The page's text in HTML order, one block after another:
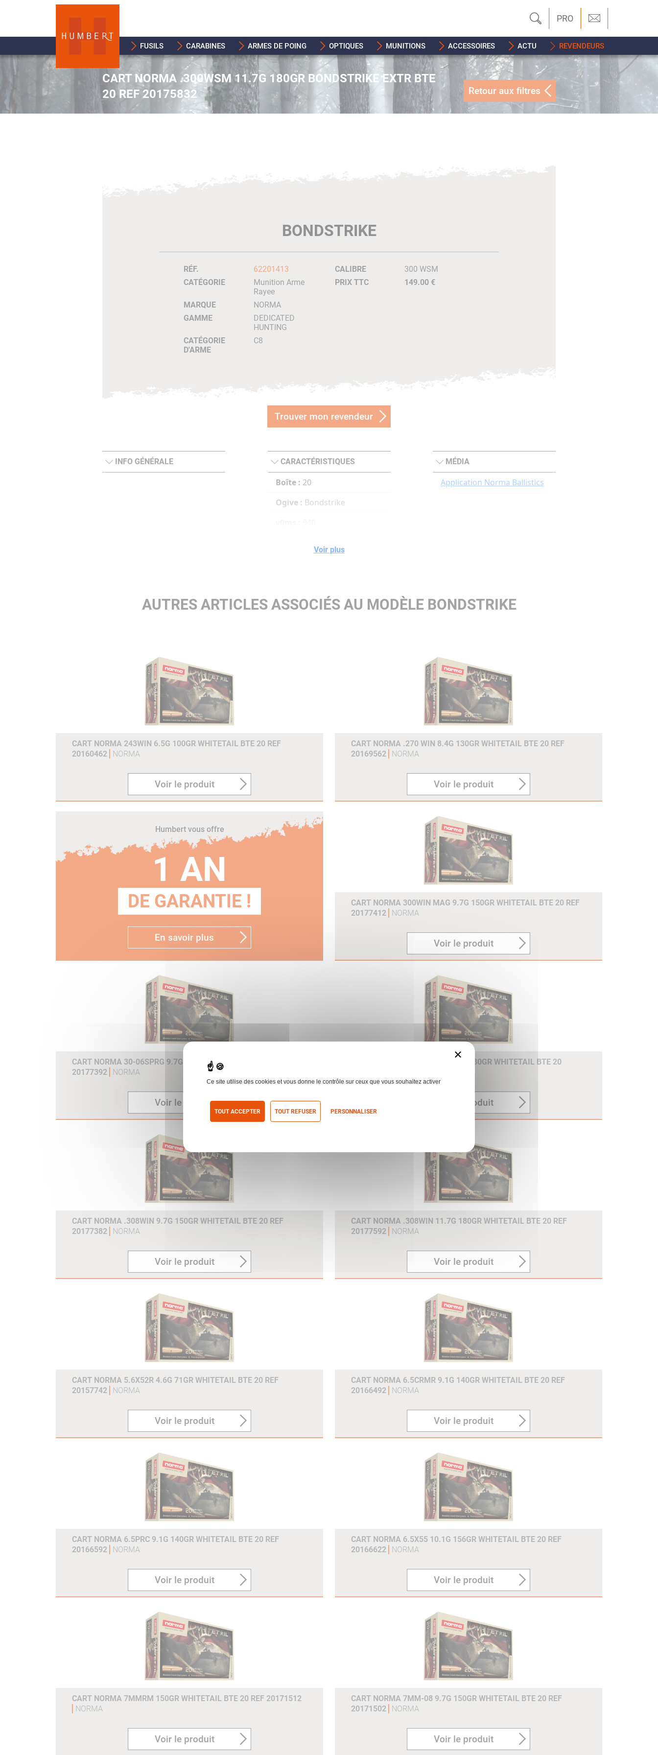
PRO
FUSILS CARABINES ARMES DE POING OPTIQUES MUNITIONS ACCESSOIRES ACTU REVENDEURS
CART NORMA .300WSM 11.7G 180GR BONDSTRIKE EXTR BTE
20 REF 20175832
Retour aux filtres
BONDSTRIKE
RÉF.
62201413
CATÉGORIE
Munition Arme
Rayee
MARQUE
NORMA
GAMME
DEDICATED
HUNTING
CATÉGORIE
D'ARME
C8
CALIBRE
300 WSM
PRIX TTC
149.00 €
Trouver mon revendeur
INFO GÉNÉRALE CARACTÉRISTIQUES
Boîte : 20
Ogive : Bondstrike
e0joulesm :
5169 5169
MÉDIA
Application Norma Ballistics
Voir plus
AUTRES ARTICLES ASSOCIÉS AU MODÈLE BONDSTRIKE
CART NORMA 243WIN 6.5G 100GR WHITETAIL BTE 20 REF
20160462
NORMA
Voir le produit
CART NORMA .270 WIN 8.4G 130GR WHITETAIL BTE 20 REF
20169562
NORMA
Voir le produit
Humbert vous offre
1 AN
DE GARANTIE !
En savoir plus
CART NORMA 300WIN MAG 9.7G 150GR WHITETAIL BTE 20 REF
20177412
NORMA
Voir le produit
CART NORMA 30-06SPRG 9.7G 150GR WHITETAIL BTE 20 REF
20177392
NORMA
Voir le produit
CART NORMA 30-06SPRG 11.7G 180GR WHITETAIL BTE 20
Voir le produit
CART NORMA .308WIN 9.7G 150GR WHITETAIL BTE 20 REF
20177382
NORMA
Voir le produit
CART NORMA .308WIN 11.7G 180GR WHITETAIL BTE 20 REF
20177592
NORMA
Voir le produit
CART NORMA 5.6X52R 4.6G 71GR WHITETAIL BTE 20 REF
20157742
NORMA
Voir le produit
CART NORMA 6.5CRMR 9.1G 140GR WHITETAIL BTE 20 REF
20166492
NORMA
Voir le produit
CART NORMA 6.5PRC 9.1G 140GR WHITETAIL BTE 20 REF
20166592
NORMA
Voir le produit
CART NORMA 6.5X55 10.1G 156GR WHITETAIL BTE 20 REF
20166622
NORMA
Voir le produit
CART NORMA 7MMRM 150GR WHITETAIL BTE 20 REF 20171512
NORMA
Voir le produit
CART NORMA 7MM-08 9.7G 150GR WHITETAIL BTE 20 REF
20171502
NORMA
Voir le produit
×
Ce site utilise des cookies et vous donne le contrôle sur ceux que vous souhaitez activer
TOUT ACCEPTER TOUT REFUSER PERSONNALISER